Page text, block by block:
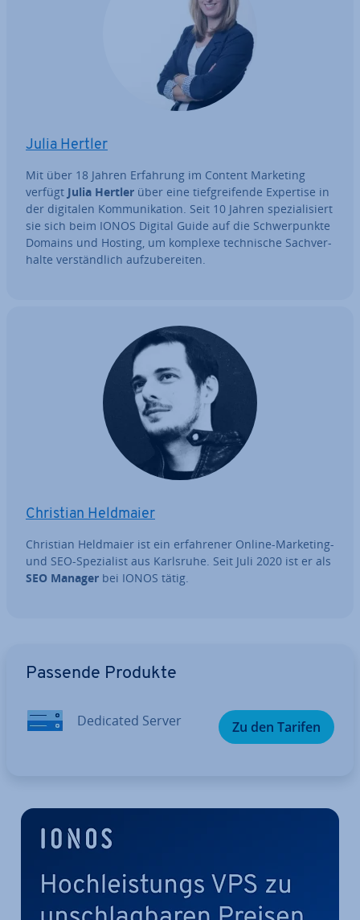
Julia Hertler
Mit über 18 Jahren Erfahrung im Content Marketing
verfügt Julia Hertler über eine tief­grei­fen­de Expertise in
der digitalen Kom­mu­ni­ka­ti­on. Seit 10 Jahren spe­zia­li­siert
sie sich beim IONOS Digital Guide auf die Schwer­punk­te
Domains und Hosting, um komplexe tech­ni­sche Sach­ver­
hal­te ver­ständ­lich auf­zu­be­rei­ten.
Christian Heldmaier
Christian Heldmaier ist ein er­fah­re­ner Online-Marketing-
und SEO-Spe­zia­list aus Karlsruhe. Seit Juli 2020 ist er als
SEO Manager bei IONOS tätig.
Passende Produkte
Dedicated Server Zu den Tarifen